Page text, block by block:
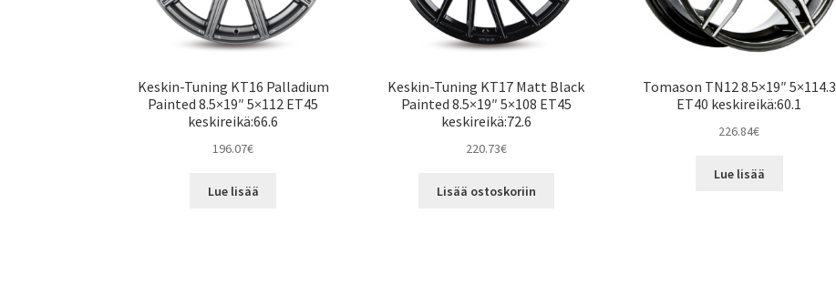
Keskin-Tuning KT16 Palladium
Painted 8.5×19″ 5×112 ET45
keskireikä:66.6
196.07€
Lue lisää
Keskin-Tuning KT17 Matt Black
Painted 8.5×19″ 5×108 ET45
keskireikä:72.6
220.73€
Lisää ostoskoriin
Tomason TN12 8.5×19″ 5×114.3
ET40 keskireikä:60.1
226.84€
Lue lisää